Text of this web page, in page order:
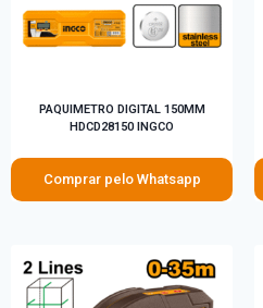
PAQUIMETRO DIGITAL 150MM
HDCD28150 INGCO
Comprar pelo Whatsapp